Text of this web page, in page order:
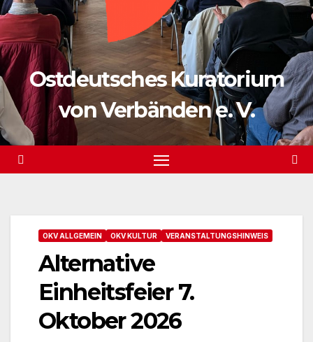
Ostdeutsches Kuratorium
von Verbänden e. V.
OKV ALLGEMEIN OKV KULTUR VERANSTALTUNGSHINWEIS
Alternative
Einheitsfeier 7.
Oktober 2026